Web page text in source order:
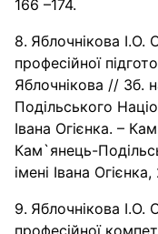
166 –174.
Яблочнікова І.О.
професійної
Яблочнікова // Зб.
Подільського
Івана Огієнка. –
Кам`янець-
імені Івана
Яблочнікова І.О.
професійної